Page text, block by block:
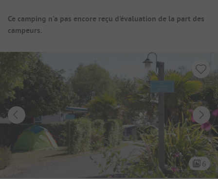
Aperçu du camping
Ce camping n'a pas encore reçu d'évaluation de la part des
campeurs.
6